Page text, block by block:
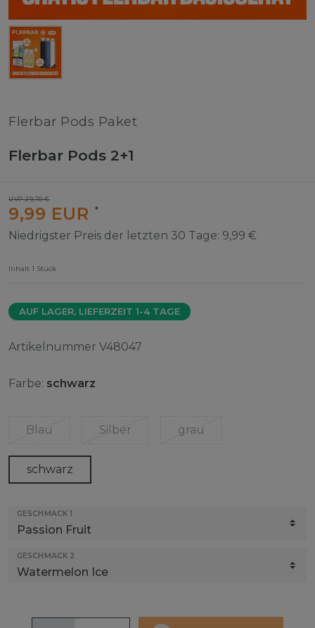
Flerbar Pods Paket
Flerbar Pods 2+1
UVP 29,70 €
9,99 EUR *
Niedrigster Preis der letzten 30 Tage: 9,99 €
Inhalt 1 Stück
AUF LAGER, LIEFERZEIT 1-4 TAGE
Artikelnummer V48047
Farbe: schwarz
Blau Silber grau
schwarz
GESCHMACK 1
GESCHMACK 2